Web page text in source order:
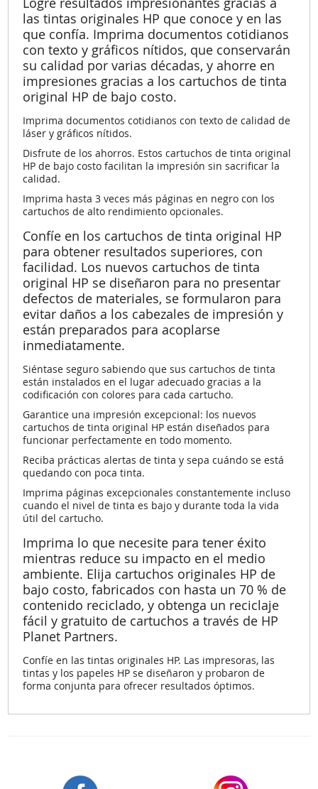
las tintas originales HP que conoce y en las
que confía. Imprima documentos cotidianos
con texto y gráficos nítidos, que conservarán
su calidad por varias décadas, y ahorre en
impresiones gracias a los cartuchos de tinta
original HP de bajo costo.
Imprima documentos cotidianos con texto de calidad de
láser y gráficos nítidos.
Disfrute de los ahorros. Estos cartuchos de tinta original
HP de bajo costo facilitan la impresión sin sacrificar la
calidad.
Imprima hasta 3 veces más páginas en negro con los
cartuchos de alto rendimiento opcionales.
Confíe en los cartuchos de tinta original HP
para obtener resultados superiores, con
facilidad. Los nuevos cartuchos de tinta
original HP se diseñaron para no presentar
defectos de materiales, se formularon para
evitar daños a los cabezales de impresión y
están preparados para acoplarse
inmediatamente.
Siéntase seguro sabiendo que sus cartuchos de tinta
están instalados en el lugar adecuado gracias a la
codificación con colores para cada cartucho.
Garantice una impresión excepcional: los nuevos
cartuchos de tinta original HP están diseñados para
funcionar perfectamente en todo momento.
Reciba prácticas alertas de tinta y sepa cuándo se está
quedando con poca tinta.
Imprima páginas excepcionales constantemente incluso
cuando el nivel de tinta es bajo y durante toda la vida
útil del cartucho.
Imprima lo que necesite para tener éxito
mientras reduce su impacto en el medio
ambiente. Elija cartuchos originales HP de
bajo costo, fabricados con hasta un 70 % de
contenido reciclado, y obtenga un reciclaje
fácil y gratuito de cartuchos a través de HP
Planet Partners.
Confíe en las tintas originales HP. Las impresoras, las
tintas y los papeles HP se diseñaron y probaron de
forma conjunta para ofrecer resultados óptimos.